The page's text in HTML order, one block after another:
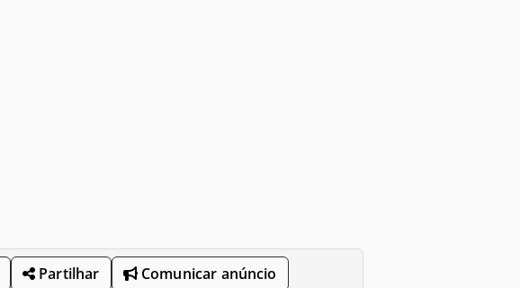
Partilhar Comunicar anúncio